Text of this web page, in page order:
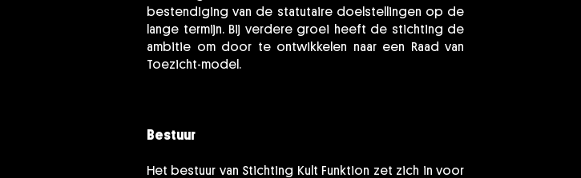
bestendiging van de statutaire doelstellingen op de
lange termijn. Bij verdere groei heeft de stichting de
ambitie om door te ontwikkelen naar een Raad van
Toezicht-model.
Bestuur
Het bestuur van Stichting Kult Funktion zet zich in voor